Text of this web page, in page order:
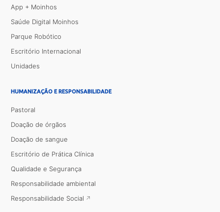
App + Moinhos
Saúde Digital Moinhos
Parque Robótico
Escritório Internacional
Unidades
HUMANIZAÇÃO E RESPONSABILIDADE
Pastoral
Doação de órgãos
Doação de sangue
Escritório de Prática Clínica
Qualidade e Segurança
Responsabilidade ambiental
Responsabilidade Social